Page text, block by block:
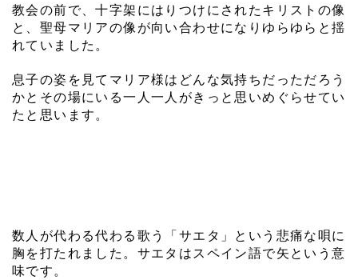
教会の前で、十字架にはりつけにされたキリストの像
と、聖母マリアの像が向い合わせになりゆらゆらと揺
れていました。
息子の姿を見てマリア様はどんな気持ちだっただろう
かとその場にいる一人一人がきっと思いめぐらせてい
たと思います。
数人が代わる代わる歌う「サエタ」という悲痛な唄に
胸を打たれました。サエタはスペイン語で矢という意
味です。